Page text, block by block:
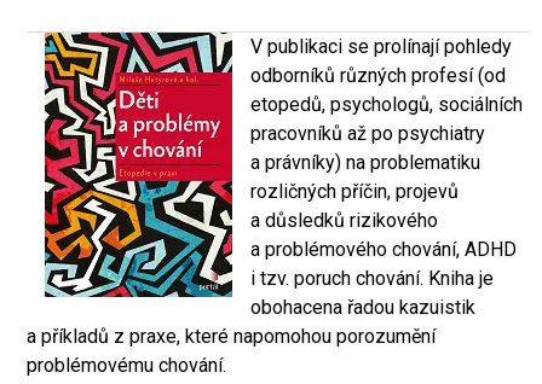
V publikaci se prolínají pohledy
odborníků různých profesí (od
etopedů, psychologů, sociálních
pracovníků až po psychiatry
a právníky) na problematiku
rozličných příčin, projevů
a důsledků rizikového
a problémového chování, ADHD
i tzv. poruch chování. Kniha je
obohacena řadou kazuistik
a příkladů z praxe, které napomohou porozumění
problémovému chování.